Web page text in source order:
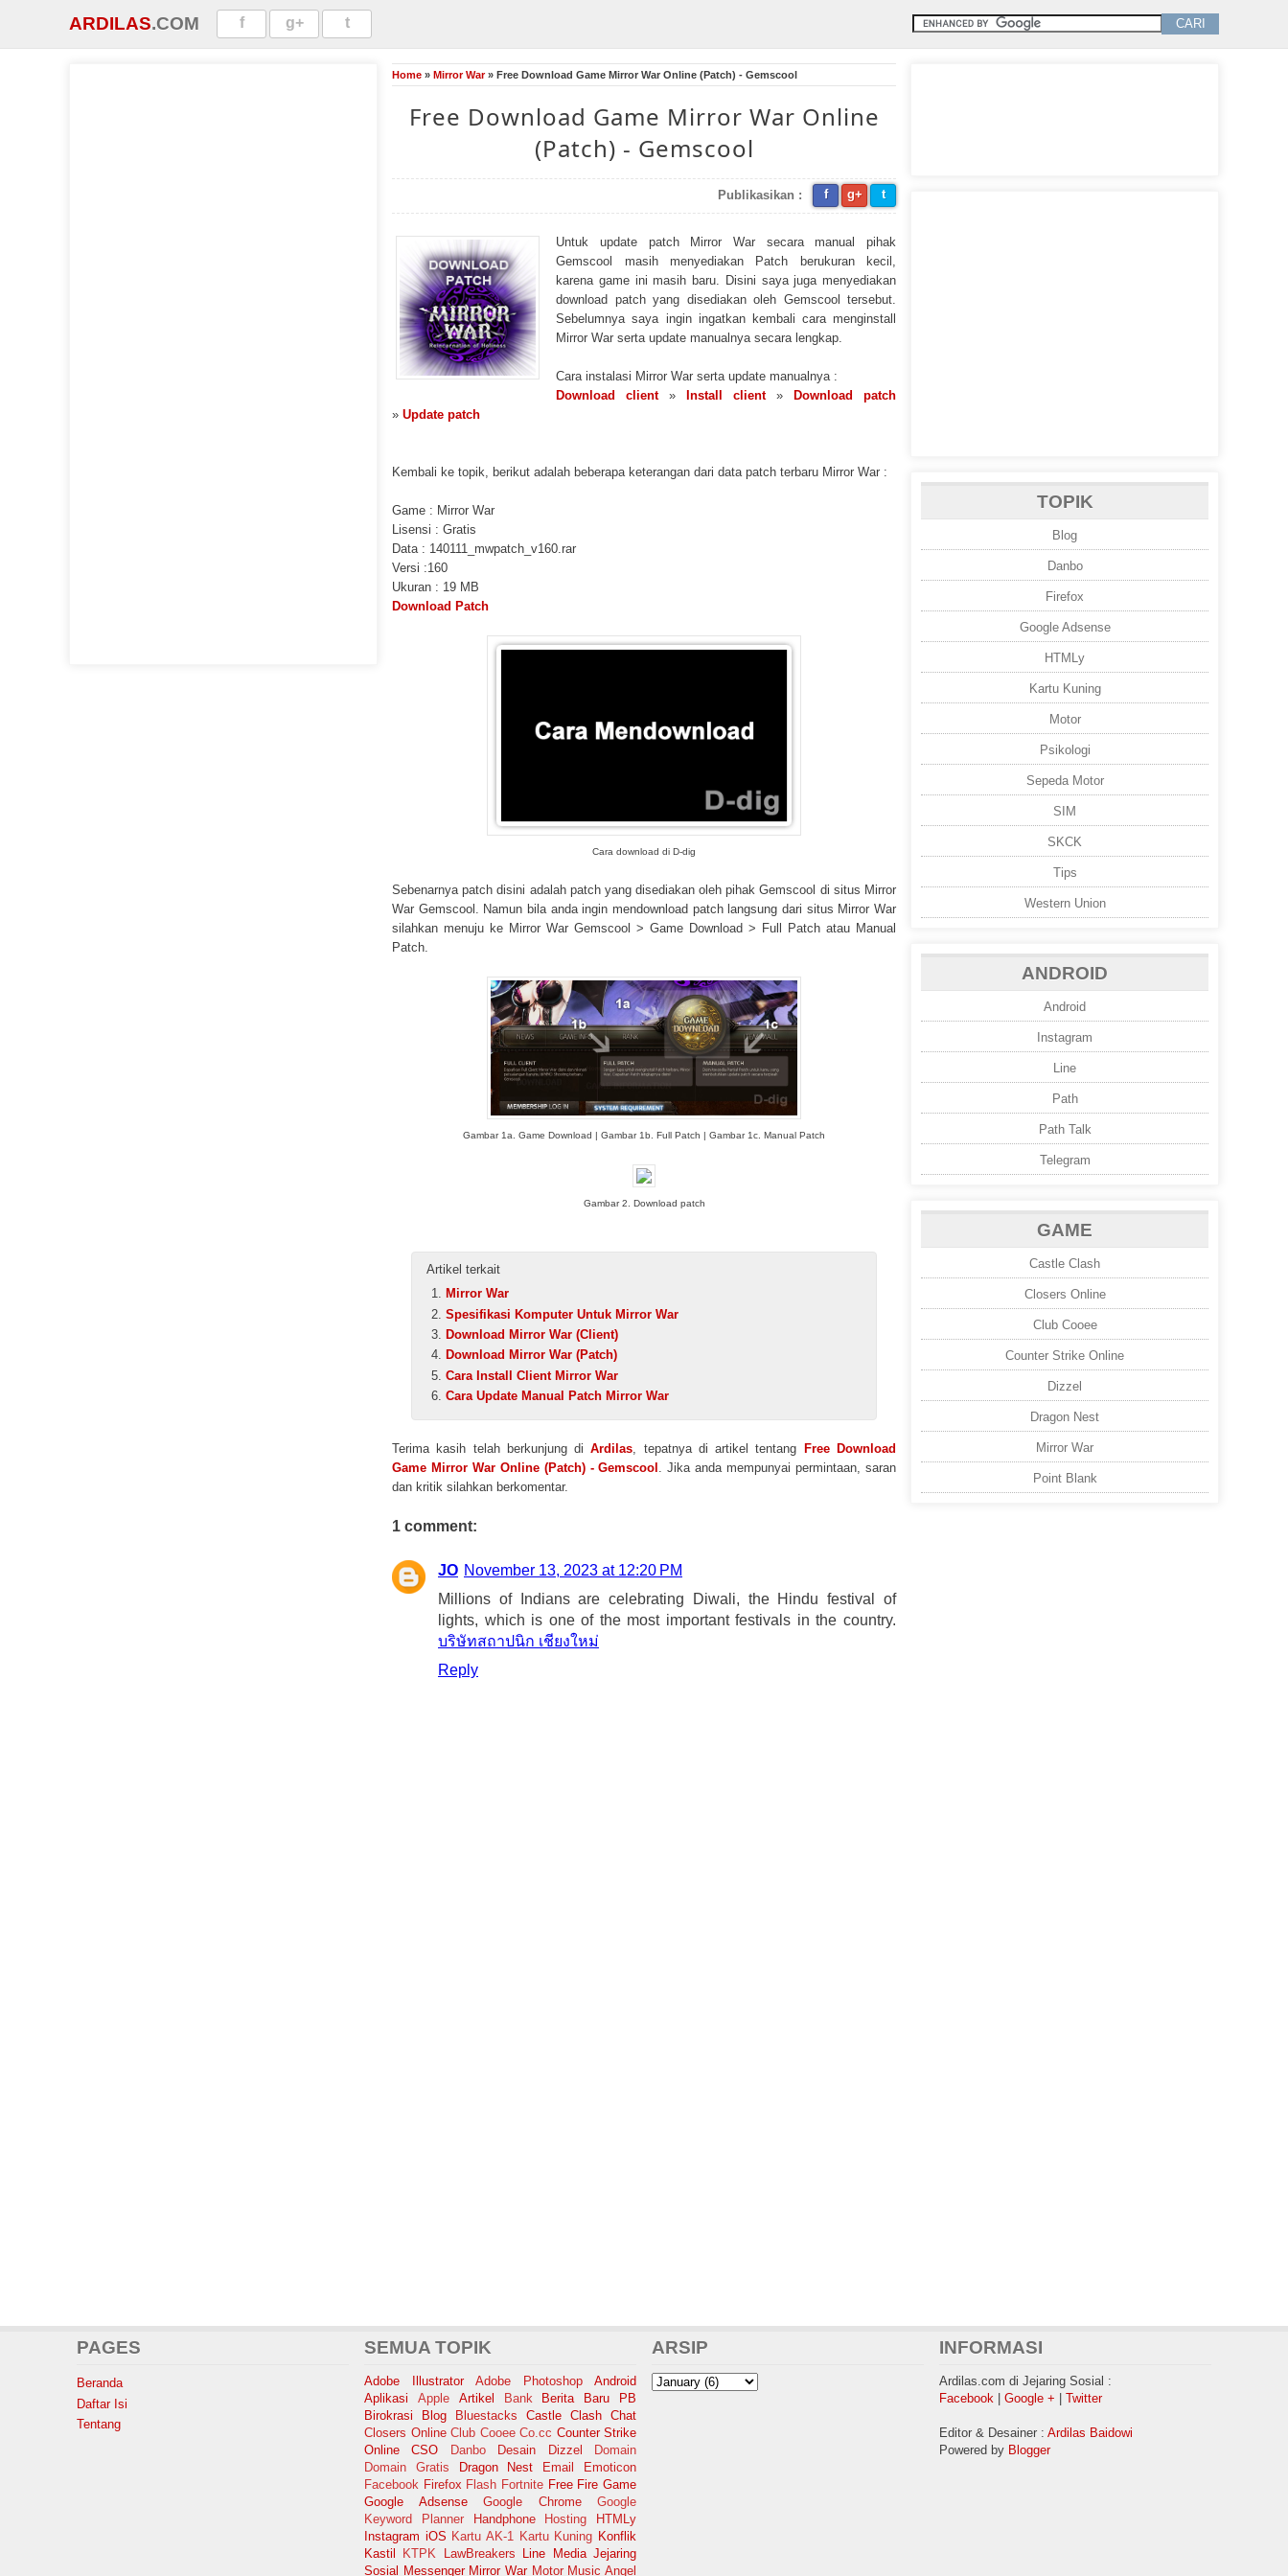
ARDILAS.COM f g+ t
Home » Mirror War» Free Download Game Mirror War Online (Patch) - Gemscool
Free Download Game Mirror War Online
(Patch) - Gemscool
f g+ t
Publikasikan :
Untuk update patch Mirror War secara manual pihak
Gemscool masih menyediakan Patch berukuran kecil,
karena game ini masih baru. Disini saya juga menyediakan
download patch yang disediakan oleh Gemscool tersebut.
Sebelumnya saya ingin ingatkan kembali cara menginstall
Mirror War serta update manualnya secara lengkap.
Cara instalasi Mirror War serta update manualnya :
Download client» Install client»
Download patch
» Update patch
Kembali ke topik, berikut adalah beberapa keterangan dari data patch terbaru Mirror War :
Game : Mirror War
Lisensi : Gratis
Data : 140111_mwpatch_v160.rar
Versi :160
Ukuran : 19 MB
Download Patch
Cara download di D-dig
Sebenarnya patch disini adalah patch yang disediakan oleh pihak Gemscool di situs Mirror
War Gemscool. Namun bila anda ingin mendownload patch langsung dari situs Mirror War
silahkan menuju ke Mirror War Gemscool > Game Download > Full Patch atau Manual
Patch.
Gambar 1a. Game Download | Gambar 1b. Full Patch | Gambar 1c. Manual Patch
Gambar 2. Download patch
Artikel terkait
Mirror War
Spesifikasi Komputer Untuk Mirror War
Download Mirror War (Client)
Download Mirror War (Patch)
Cara Install Client Mirror War
Cara Update Manual Patch Mirror War
Terima kasih telah berkunjung diArdilas , tepatnya di artikel tentang Free Download
Game Mirror War Online (Patch) - Gemscool . Jika anda mempunyai permintaan, saran
dan kritik silahkan berkomentar.
1 comment:
JO November 13, 2023 at 12:20 PM
Millions of Indians are celebrating Diwali, the Hindu festival of
lights, which is one of the most important festivals in the country.
บริษัทสถาปนิก เชียงใหม่
Reply
TOPIK
Blog
Danbo
Firefox
Google Adsense
HTMLy
Kartu Kuning
Motor
Psikologi
Sepeda Motor
SIM
SKCK
Tips
Western Union
ANDROID
Android
Instagram
Line
Path
Path Talk
Telegram
GAME
Castle Clash
Closers Online
Club Cooee
Counter Strike Online
Dizzel
Dragon Nest
Mirror War
Point Blank
PAGES
Beranda
Daftar Isi
Tentang
SEMUA TOPIK
Adobe Illustrator Adobe Photoshop
Android
Aplikasi
Apple Artikel Bank
Berita Baru PB
Birokrasi
Blog Bluestacks Castle Clash Chat
Closers Online Club Cooee Co.cc Counter Strike
Online
CSO Danbo Desain Dizzel
Domain
Domain Gratis
Dragon Nest Email
Emoticon
Facebook Firefox Flash Fortnite Free Fire Game
Google Adsense
Google Chrome
Google
Keyword Planner
Handphone Hosting
HTMLy
Instagram iOS Kartu AK-1 Kartu Kuning Konflik
Kastil KTPK LawBreakers Line Media Jejaring
Sosial Messenger Mirror War Motor Music Angel
ARSIP INFORMASI
Ardilas.com di Jejaring Sosial :
Facebook | Google + | Twitter
Editor & Desainer : Ardilas Baidowi
Powered by Blogger